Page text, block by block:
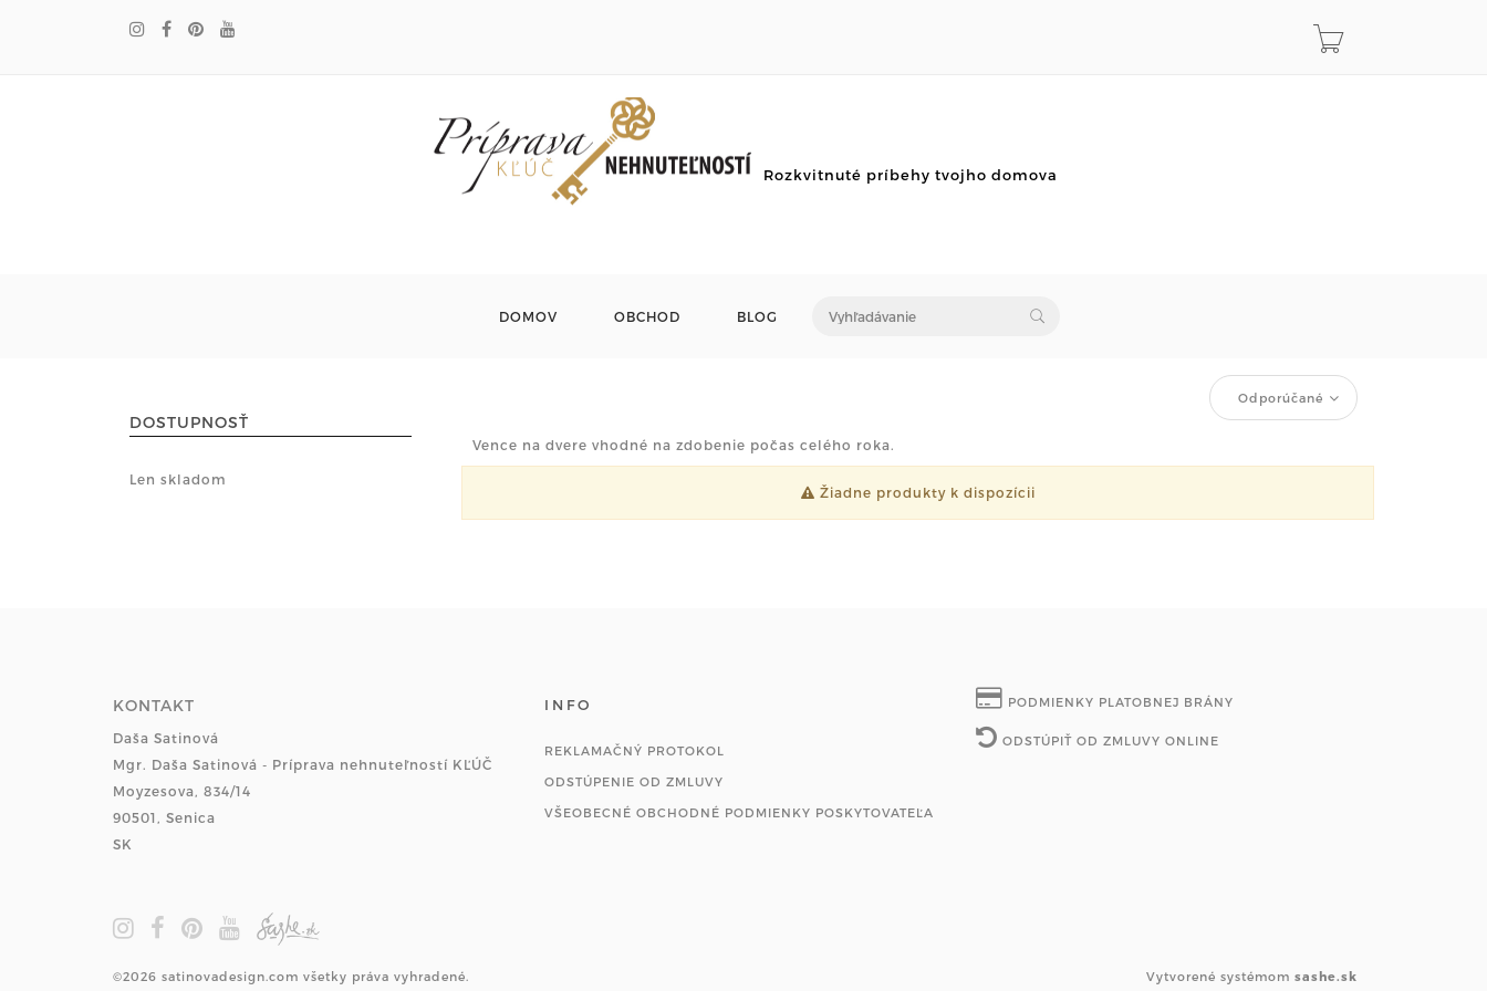
Rozkvitnuté príbehy tvojho domova
DOMOV OBCHOD BLOG
DOSTUPNOSŤ
Len skladom
Odporúčané
Vence na dvere vhodné na zdobenie počas celého roka.
Žiadne produkty k dispozícii
KONTAKT
Daša Satinová
Mgr. Daša Satinová - Príprava nehnuteľností KĽÚČ
Moyzesova, 834/14
90501, Senica
SK
INFO
REKLAMAČNÝ PROTOKOL
ODSTÚPENIE OD ZMLUVY
VŠEOBECNÉ OBCHODNÉ PODMIENKY POSKYTOVATEĽA
PODMIENKY PLATOBNEJ BRÁNY
ODSTÚPIŤ OD ZMLUVY ONLINE
©2026 satinovadesign.com všetky práva vyhradené. Vytvorené systémom sashe.sk